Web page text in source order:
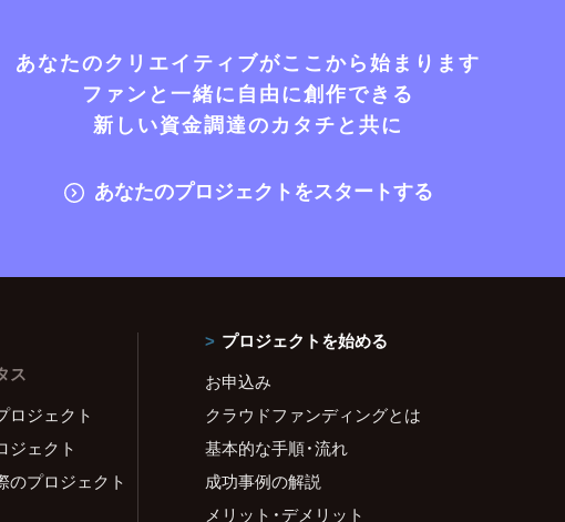
あなたのクリエイティブがここから始まります
ファンと一緒に自由に創作できる
新しい資金調達のカタチと共に
あなたのプロジェクトをスタートする
ス
ロジェクト
ジェクト
のプロジェクト
プロジェクトを始める
お申込み
クラウドファンディングとは
基本的な手順・流れ
成功事例の解説
メリット・デメリット